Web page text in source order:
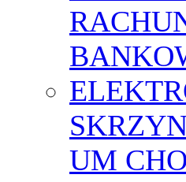
UM